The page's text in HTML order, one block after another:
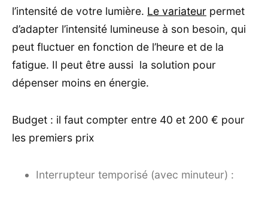
l’intensité de votre lumière. Le variateur permet
d’adapter l’intensité lumineuse à son besoin, qui
peut fluctuer en fonction de l’heure et de la
fatigue. Il peut être aussi la solution pour
dépenser moins en énergie.
Budget : il faut compter entre 40 et 200 € pour
les premiers prix
Interrupteur temporisé (avec minuteur) :